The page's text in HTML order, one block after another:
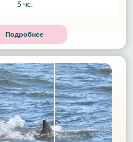
5 чс.
Подробнее